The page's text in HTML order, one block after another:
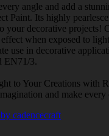
angle and add a
Paint. Its highly
your decorative projects!
when exposed to
use in decorative
EN71/3.
to Your Creations with
and make every
cadencecraft